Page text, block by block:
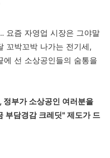
요즘 자영업 시장은 그야말
꼬박꼬박 나가는 전기세,
에 선 소상공인들의 숨통을
부가 소상공인 여러분을
부담경감 크레딧" 제도가 드